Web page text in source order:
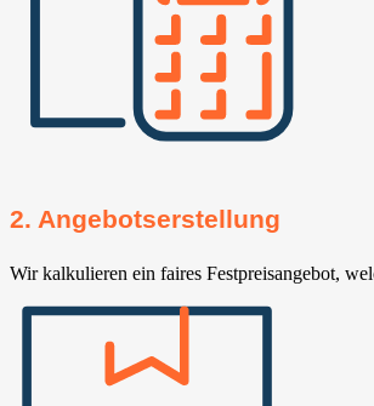
2. Angebotserstellung
Wir kalkulieren ein faires Festpreisangebot,